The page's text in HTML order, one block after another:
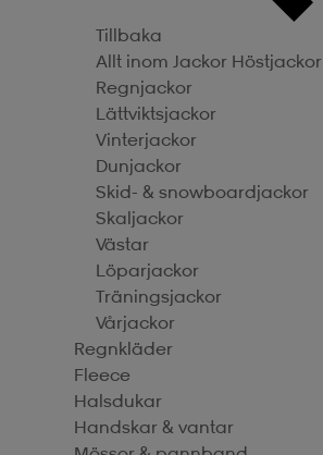
Tillbaka
Allt inom Jackor Höstjackor
Regnjackor
Lättviktsjackor
Vinterjackor
Dunjackor
Skid- & snowboardjackor
Skaljackor
Västar
Löparjackor
Träningsjackor
Vårjackor
Regnkläder
Fleece
Halsdukar
Handskar & vantar